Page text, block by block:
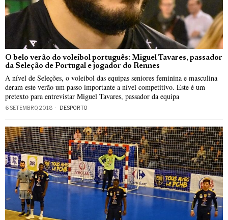
O belo verão do voleibol português: Miguel Tavares, passador
da Seleção de Portugal e jogador do Rennes
A nível de Seleções, o voleibol das equipas seniores feminina e masculina
deram este verão um passo importante a nível competitivo. Este é um
pretexto para entrevistar Miguel Tavares, passador da equipa
6 SETEMBRO, 2018 DESPORTO